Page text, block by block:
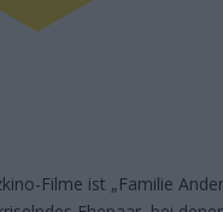
Filme ist „Familie